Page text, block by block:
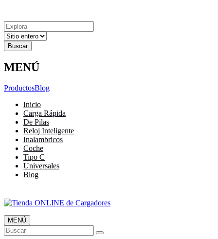
Resultados
para
MENÚ
ProductosBlog
Inicio
Carga Rápida
De Pilas
Reloj Inteligente
Inalambricos
Coche
Tipo C
Universales
Blog
Tienda ONLINE de Cargadores
MENÚ
Buscar